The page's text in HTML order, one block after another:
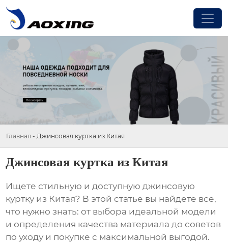
Главная - Джинсовая куртка из Китая
Джинсовая куртка из Китая
Ищете стильную и доступнуюджинсовую
куртку из Китая? В этой статье вы найдете все,
что нужно знать: от выбора идеальной модели
и определения качества материала до советов
по уходу и покупке с максимальной выгодой.